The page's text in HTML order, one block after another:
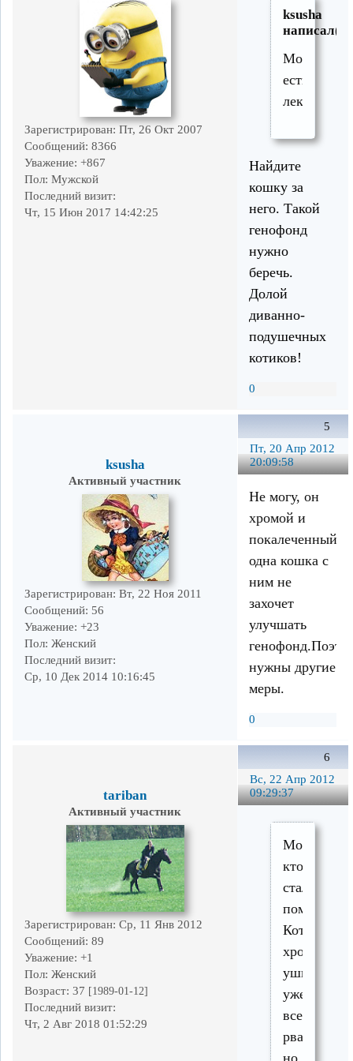
Зарегистрирован: Пт, 26 Окт 2007
Сообщений: 8366
Уважение: +867
Пол: Мужской
Последний визит:
Чт, 15 Июн 2017 14:42:25
ksusha
Может
есть
лекарство?
Найдите
кошку за
него. Такой
генофонд
нужно
беречь.
Долой
диванно-
подушечных
котиков!
0
5
Пт, 20 Апр 2012
20:09:58
ksusha
Активный участник
Зарегистрирован: Вт, 22 Ноя 2011
Сообщений: 56
Уважение: +23
Пол: Женский
Последний визит:
Ср, 10 Дек 2014 10:16:45
Не могу, он
хромой и
одна кошка с
ним не
захочет
улучшать
нужны другие
меры.
0
6
Вс, 22 Апр 2012
09:29:37
tariban
Активный участник
Зарегистрирован: Ср, 11 Янв 2012
Сообщений: 89
Уважение: +1
Пол: Женский
Возраст: 37 [1989-01-12]
Последний визит:
Чт, 2 Авг 2018 01:52:29
Может
кто
помогите.
Кот
хромой,
уши
уже
все
рванные,
но